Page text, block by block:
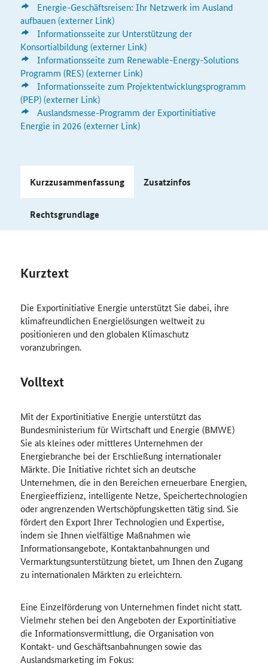
Energie-Geschäftsreisen: Ihr Netzwerk im Ausland
aufbauen (externer Link)
Informationsseite zur Unterstützung der
Konsortialbildung (externer Link)
Informationsseite zum Renewable-Energy-Solutions
Programm (RES) (externer Link)
Informationsseite zum Projektentwicklungsprogramm
(PEP) (externer Link)
Auslandsmesse-Programm der Exportinitiative
Energie in 2026 (externer Link)
Kurzzusammenfassung Zusatzinfos
Rechtsgrundlage
Kurztext
Die Exportinitiative Energie unterstützt Sie dabei, ihre
klimafreundlichen Energielösungen weltweit zu
positionieren und den globalen Klimaschutz
voranzubringen.
Volltext
Mit der Exportinitiative Energie unterstützt das
Bundesministerium für Wirtschaft und Energie (BMWE)
Sie als kleines oder mittleres Unternehmen der
Energiebranche bei der Erschließung internationaler
Märkte. Die Initiative richtet sich an deutsche
Unternehmen, die in den Bereichen erneuerbare Energien,
Energieeffizienz, intelligente Netze, Speichertechnologien
oder angrenzenden Wertschöpfungsketten tätig sind. Sie
fördert den Export Ihrer Technologien und Expertise,
indem sie Ihnen vielfältige Maßnahmen wie
Informationsangebote, Kontaktanbahnungen und
Vermarktungsunterstützung bietet, um Ihnen den Zugang
zu internationalen Märkten zu erleichtern.
Eine Einzelförderung von Unternehmen findet nicht statt.
Vielmehr stehen bei den Angeboten der Exportinitiative
die Informationsvermittlung, die Organisation von
Kontakt- und Geschäftsanbahnungen sowie das
Auslandsmarketing im Fokus: